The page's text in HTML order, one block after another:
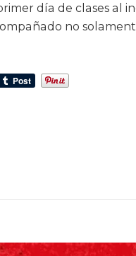
día de clases al
no